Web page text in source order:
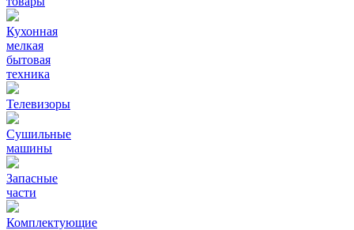
Кухонная
мелкая
бытовая
техника
Телевизоры
Сушильные
машины
Запасные
части
Комплектующие